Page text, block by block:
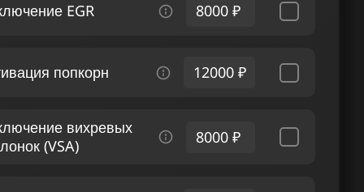
EGR 8000 ₽
попкорн 12000 ₽
вихревых
(VSA)
8000 ₽